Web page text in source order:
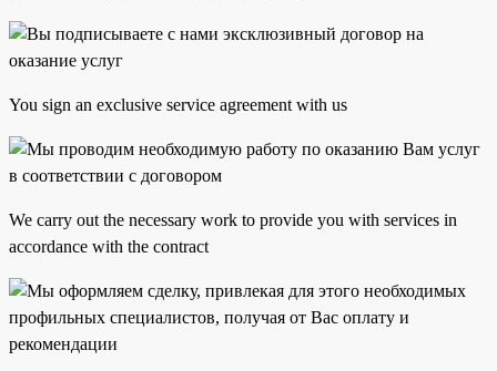
You sign an exclusive service agreement with us
We carry out the necessary work to provide you with services in
accordance with the contract